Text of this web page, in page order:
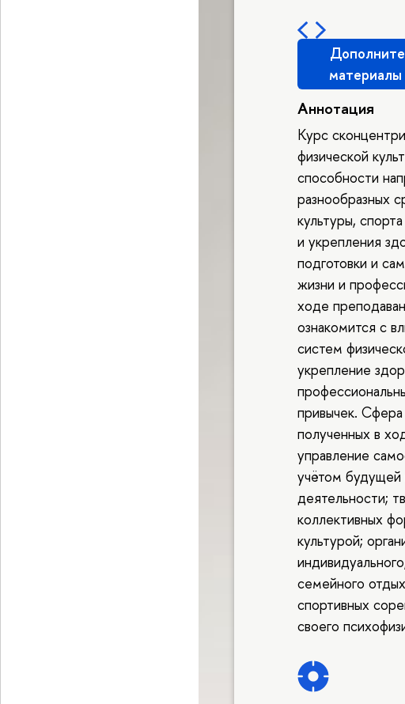
материалы
Аннотация
Курс
физической
способности
разнообразных
культуры,
и укрепления
подготовки и
жизни и
ходе
ознакомится с
систем
укрепление
привычек.
полученных в
управление
учётом будущей
деятельности;
коллективных
культурой;
семейного
спортивных
своего